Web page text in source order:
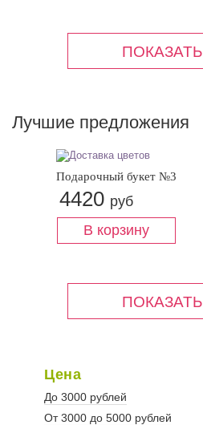
Лучшие предложения
Подарочный букет №3
4420 руб
Цена
До 3000 рублей
От 3000 до 5000 рублей